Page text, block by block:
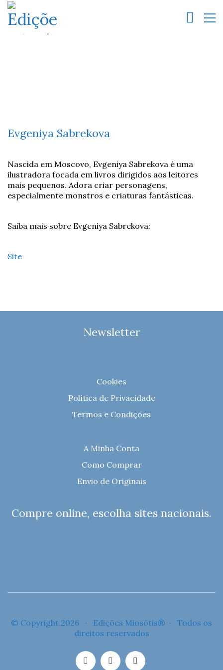
Evgeniya Sabrekova
Nascida em Moscovo, Evgeniya Sabrekova é uma
ilustradora focada em livros dirigidos aos leitores
mais pequenos. Adora criar personagens,
especialmente monstros e criaturas fantásticas.
Saiba mais sobre Evgeniya Sabrekova:
Site
Newsletter
Cookies
Política de Privacidade
Termos e Condições
A Minha Conta
Como Comprar
Envio de Originais
Compre online, escolha sites nacionais.
© Copyright 2026 · Edições Miosótis® · Todos os
direitos reservados